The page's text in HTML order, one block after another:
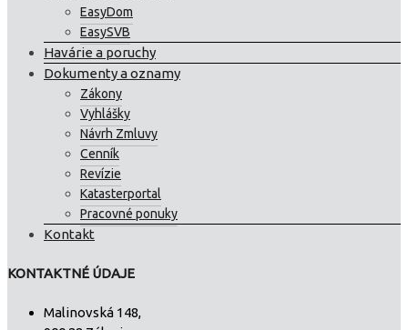
EasyDom
EasySVB
Havárie a poruchy
Dokumenty a oznamy
Zákony
Vyhlášky
Návrh Zmluvy
Cenník
Revízie
Katasterportal
Pracovné ponuky
Kontakt
KONTAKTNÉ ÚDAJE
Malinovská 148,